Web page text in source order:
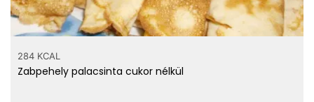
284 KCAL
Zabpehely palacsinta cukor nélkül